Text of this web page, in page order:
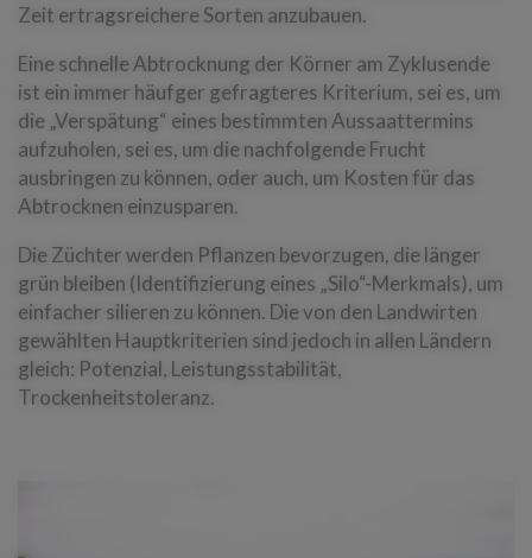
Zeit ertragsreichere Sorten anzubauen.
Eine schnelle Abtrocknung der Körner am Zyklusende
ist ein immer häufger gefragteres Kriterium, sei es, um
die „Verspätung“ eines bestimmten Aussaattermins
aufzuholen, sei es, um die nachfolgende Frucht
ausbringen zu können, oder auch, um Kosten für das
Abtrocknen einzusparen.
Die Züchter werden Pflanzen bevorzugen, die länger
grün bleiben (Identifizierung eines „Silo“-Merkmals), um
einfacher silieren zu können. Die von den Landwirten
gewählten Hauptkriterien sind jedoch in allen Ländern
gleich: Potenzial, Leistungsstabilität,
Trockenheitstoleranz.